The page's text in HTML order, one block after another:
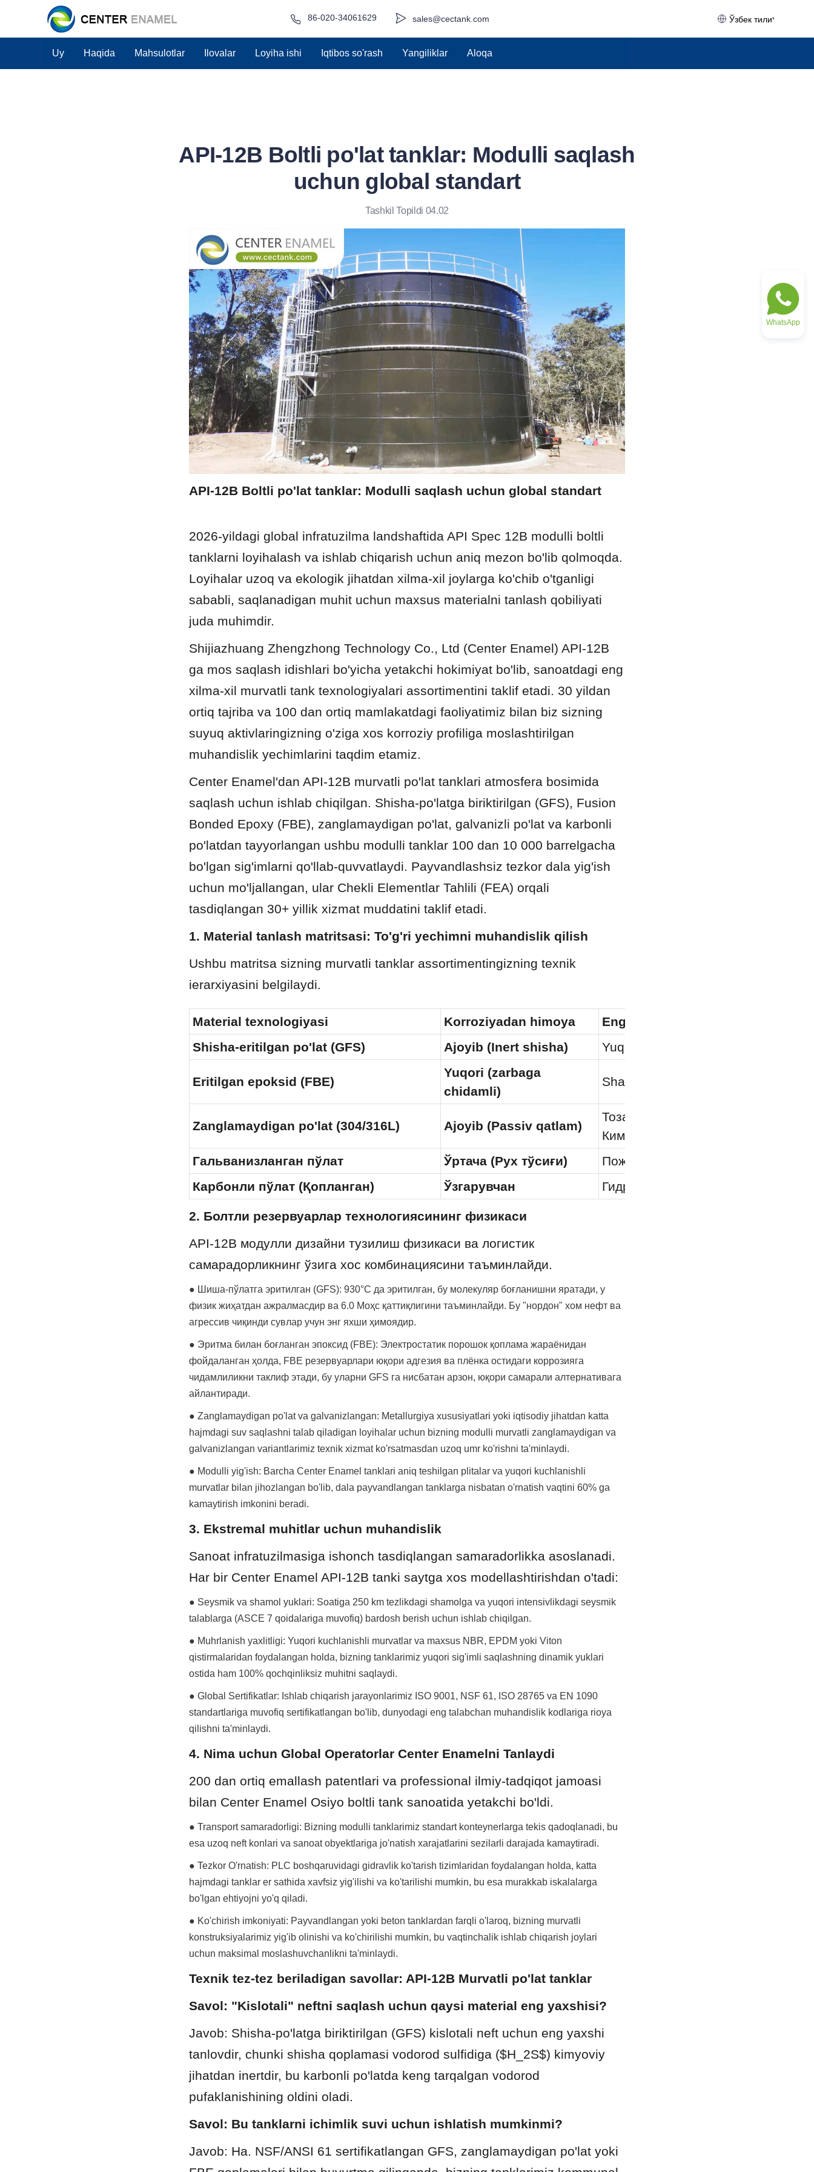
sales@cectank.com
86-020-34061629 Ўзбек тили
Uy Haqida Mahsulotlar Ilovalar Loyiha ishi Iqtibos so'rash Yangiliklar Aloqa
API-12B Boltli po'lat tanklar: Modulli saqlash
uchun global standart
Tashkil Topildi 04.02
API-12B Boltli po'lat tanklar: Modulli saqlash uchun global standart
2026-yildagi global infratuzilma landshaftida API Spec 12B modulli boltli
tanklarni loyihalash va ishlab chiqarish uchun aniq mezon bo'lib qolmoqda.
Loyihalar uzoq va ekologik jihatdan xilma-xil joylarga ko'chib o'tganligi
sababli, saqlanadigan muhit uchun maxsus materialni tanlash qobiliyati
juda muhimdir.
Shijiazhuang Zhengzhong Technology Co., Ltd (Center Enamel) API-12B
ga mos saqlash idishlari bo'yicha yetakchi hokimiyat bo'lib, sanoatdagi eng
xilma-xil murvatli tank texnologiyalari assortimentini taklif etadi. 30 yildan
ortiq tajriba va 100 dan ortiq mamlakatdagi faoliyatimiz bilan biz sizning
suyuq aktivlaringizning o'ziga xos korroziy profiliga moslashtirilgan
muhandislik yechimlarini taqdim etamiz.
Center Enamel'dan API-12B murvatli po'lat tanklari atmosfera bosimida
saqlash uchun ishlab chiqilgan. Shisha-po'latga biriktirilgan (GFS), Fusion
Bonded Epoxy (FBE), zanglamaydigan po'lat, galvanizli po'lat va karbonli
po'latdan tayyorlangan ushbu modulli tanklar 100 dan 10 000 barrelgacha
bo'lgan sig'imlarni qo'llab-quvvatlaydi. Payvandlashsiz tezkor dala yig'ish
uchun mo'ljallangan, ular Chekli Elementlar Tahlili (FEA) orqali
tasdiqlangan 30+ yillik xizmat muddatini taklif etadi.
1. Material tanlash matritsasi: To'g'ri yechimni muhandislik qilish
Ushbu matritsa sizning murvatli tanklar assortimentingizning texnik
ierarxiyasini belgilaydi.
Material texnologiyasi Korroziyadan himoya
Eng yaxshi qo'llanilishi
Shisha-eritilgan po'lat (GFS)
Ajoyib (Inert shisha) Yuqori kislotali, H2S, Biogas,
Eritilgan epoksid (FBE)
Yuqori (zarbaga
chidamli)
Shahar suvi, Quruq quyma, Neft
Zanglamaydigan po'lat (304/316L) Ajoyib (Passiv qatlam)
Тоза сув, Фармацевтика, Озиқ-
Кимё
Гальванизланган пўлат
Ўртача (Рух тўсиғи)
Пожар суви, Суғориш, Тоза сув
Карбонли пўлат (Қопланган)
Ўзгарувчан Гидрокарбонлар, Саноат
2. Болтли резервуарлар технологиясининг физикаси
API-12B модулли дизайни тузилиш физикаси ва логистик
самарадорликнинг ўзига хос комбинациясини таъминлайди.
● Шиша-пўлатга эритилган (GFS): 930°C да эритилган, бу молекуляр боғланишни яратади, у
физик жиҳатдан ажралмасдир ва 6.0 Моҳс қаттиқлигини таъминлайди. Бу "нордон" хом нефт ва
агрессив чиқинди сувлар учун энг яхши ҳимоядир.
● Эритма билан боғланган эпоксид (FBE): Электростатик порошок қоплама жараёнидан
фойдаланган ҳолда, FBE резервуарлари юқори адгезия ва плёнка остидаги коррозияга
чидамлиликни таклиф этади, бу уларни GFS га нисбатан арзон, юқори самарали алтернативага
айлантиради.
● Zanglamaydigan po'lat va galvanizlangan: Metallurgiya xususiyatlari yoki iqtisodiy jihatdan katta
hajmdagi suv saqlashni talab qiladigan loyihalar uchun bizning modulli murvatli zanglamaydigan va
galvanizlangan variantlarimiz texnik xizmat ko'rsatmasdan uzoq umr ko'rishni ta'minlaydi.
● Modulli yig'ish: Barcha Center Enamel tanklari aniq teshilgan plitalar va yuqori kuchlanishli
murvatlar bilan jihozlangan bo'lib, dala payvandlangan tanklarga nisbatan o'rnatish vaqtini 60% ga
kamaytirish imkonini beradi.
3. Ekstremal muhitlar uchun muhandislik
Sanoat infratuzilmasiga ishonch tasdiqlangan samaradorlikka asoslanadi.
Har bir Center Enamel API-12B tanki saytga xos modellashtirishdan o'tadi:
● Seysmik va shamol yuklari: Soatiga 250 km tezlikdagi shamolga va yuqori intensivlikdagi seysmik
talablarga (ASCE 7 qoidalariga muvofiq) bardosh berish uchun ishlab chiqilgan.
● Muhrlanish yaxlitligi: Yuqori kuchlanishli murvatlar va maxsus NBR, EPDM yoki Viton
qistirmalaridan foydalangan holda, bizning tanklarimiz yuqori sig'imli saqlashning dinamik yuklari
ostida ham 100% qochqinliksiz muhitni saqlaydi.
● Global Sertifikatlar: Ishlab chiqarish jarayonlarimiz ISO 9001, NSF 61, ISO 28765 va EN 1090
standartlariga muvofiq sertifikatlangan bo'lib, dunyodagi eng talabchan muhandislik kodlariga rioya
qilishni ta'minlaydi.
4. Nima uchun Global Operatorlar Center Enamelni Tanlaydi
200 dan ortiq emallash patentlari va professional ilmiy-tadqiqot jamoasi
bilan Center Enamel Osiyo boltli tank sanoatida yetakchi bo'ldi.
● Transport samaradorligi: Bizning modulli tanklarimiz standart konteynerlarga tekis qadoqlanadi, bu
esa uzoq neft konlari va sanoat obyektlariga jo'natish xarajatlarini sezilarli darajada kamaytiradi.
● Tezkor O'rnatish: PLC boshqaruvidagi gidravlik ko'tarish tizimlaridan foydalangan holda, katta
hajmdagi tanklar er sathida xavfsiz yig'ilishi va ko'tarilishi mumkin, bu esa murakkab iskalalarga
bo'lgan ehtiyojni yo'q qiladi.
● Ko'chirish imkoniyati: Payvandlangan yoki beton tanklardan farqli o'laroq, bizning murvatli
konstruksiyalarimiz yig'ib olinishi va ko'chirilishi mumkin, bu vaqtinchalik ishlab chiqarish joylari
uchun maksimal moslashuvchanlikni ta'minlaydi.
Texnik tez-tez beriladigan savollar: API-12B Murvatli po'lat tanklar
Savol: "Kislotali" neftni saqlash uchun qaysi material eng yaxshisi?
Javob: Shisha-po'latga biriktirilgan (GFS) kislotali neft uchun eng yaxshi
tanlovdir, chunki shisha qoplamasi vodorod sulfidiga ($H_2S$) kimyoviy
jihatdan inertdir, bu karbonli po'latda keng tarqalgan vodorod
pufaklanishining oldini oladi.
Savol: Bu tanklarni ichimlik suvi uchun ishlatish mumkinmi?
Javob: Ha. NSF/ANSI 61 sertifikatlangan GFS, zanglamaydigan po'lat yoki
WhatsApp